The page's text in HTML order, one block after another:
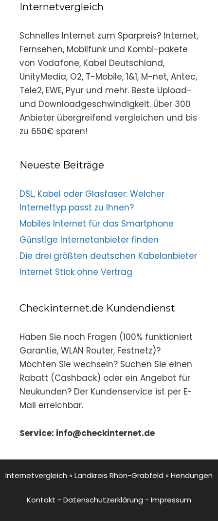
Internetvergleich
Schnelles Internet zum Sparpreis? Internet,
Fernsehen, Mobilfunk und Kombi-pakete
von Vodafone, Kabel Deutschland,
UnityMedia, O2, T-Mobile, 1&1, M-net, Antec,
Tele2, EWE, Pyur und mehr. Beste Upload-
und Downloadgeschwindigkeit. Über 300
Anbieter übergreifend vergleichen und bis
zu 650€ sparen!
Neueste Beiträge
DSL, Kabel oder Glasfaser: Welcher
Internettyp passt zu Ihnen?
Mobiles Internet für das Smartphone
Günstige Internetanbieter finden
Die drei größten deutschen Kabelanbieter
Internet Stick ohne Vertrag
Checkinternet.de Kundendienst
Haben Sie noch Fragen (100% funktioniert
Garantie, WLAN Router, Festnetz)?
Möchten Sie wechseln? Suchen Sie einen
Rabatt (Cashback) oder ein Angebot für
Neukunden? Der Kundenservice ist per E-
Mail erreichbar.
Service: info@checkinternet.de
Internetvergleich » Landkreis Rhön-Grabfeld » Hendungen
Kontakt - Datenschutzerklärung - Impressum